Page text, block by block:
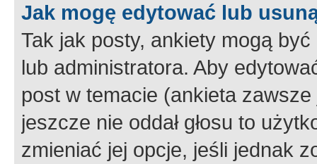
Jak mogę edytować lub
Tak jak posty, ankiety mogą
lub administratora. Aby
post w temacie (ankieta
jeszcze nie oddał głosu to
zmieniać jej opcje, jeśli jednak